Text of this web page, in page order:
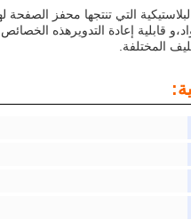
التي تنتجها محفز الصفحة
قابلية إعادة التدويرهذه
المختلفة.